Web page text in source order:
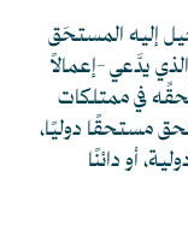
إليه المستحَق
يدَّعي -إعمالاً
في ممتلكات
مستحقًا دوليًا،
أو دائنًا